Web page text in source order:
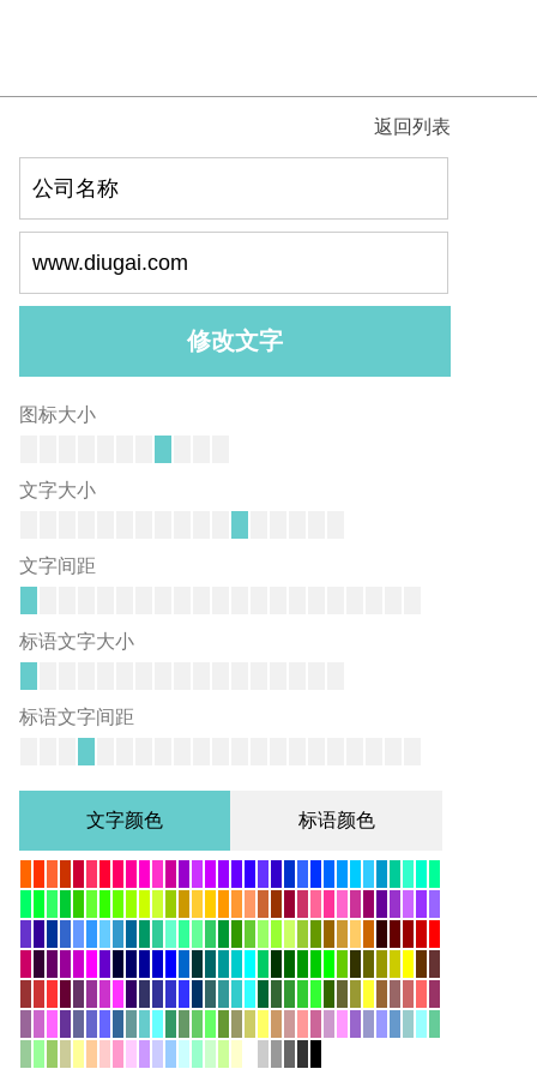
返回列表
图标大小
文字大小
文字间距
标语文字大小
标语文字间距
文字颜色 标语颜色